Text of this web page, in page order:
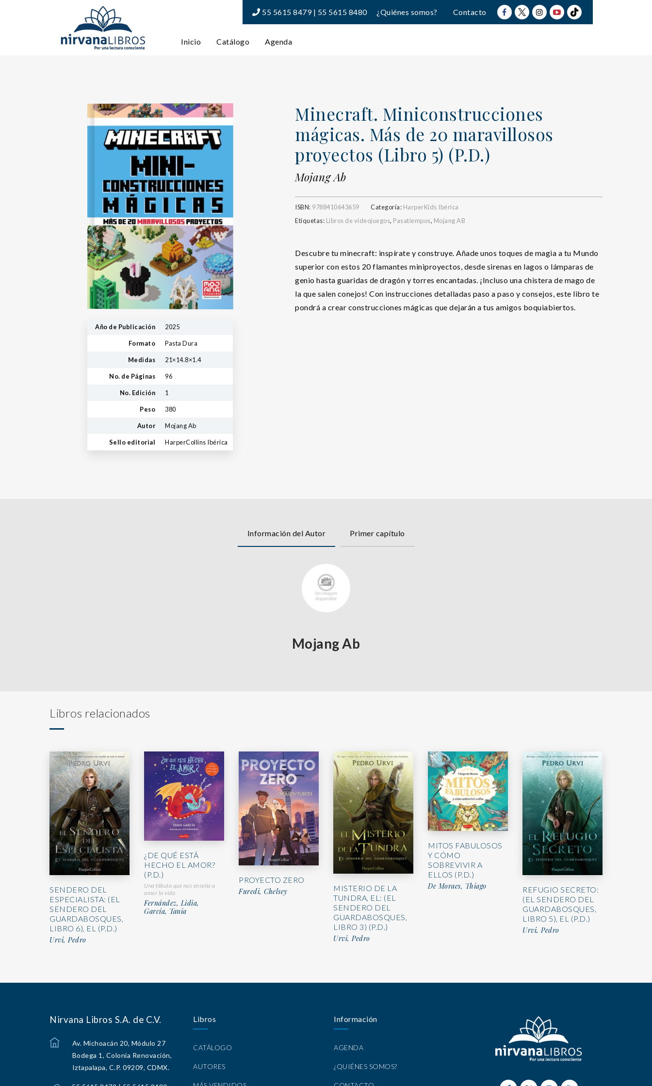
55 5615 8479 | 55 5615 8480 ¿Quiénes somos? Contacto
Inicio Catálogo Agenda
Año de Publicación 2025
Formato Pasta Dura
Medidas 21×14.8×1.4
No. de Páginas 96
No. Edición 1
Peso 380
Autor Mojang Ab
Sello editorial HarperCollins Ibérica
Minecraft. Miniconstrucciones
mágicas. Más de 20 maravillosos
proyectos (Libro 5) (P.D.)
Mojang Ab
ISBN: 9788410643659 Categoría: HarperKids Ibérica
Etiquetas: Libros de videojuegos, Pasatiempos, Mojang AB
Descubre tu minecraft: inspírate y construye. Añade unos toques de magia a tu Mundo
superior con estos 20 flamantes miniproyectos, desde sirenas en lagos o lámparas de
genio hasta guaridas de dragón y torres encantadas. ¡Incluso una chistera de mago de
la que salen conejos! Con instrucciones detalladas paso a paso y consejos, este libro te
pondrá a crear construcciones mágicas que dejarán a tus amigos boquiabiertos.
Información del Autor Primer capítulo
Mojang Ab
Libros relacionados
SENDERO DEL
ESPECIALISTA: (EL
SENDERO DEL
GUARDABOSQUES,
LIBRO 6), EL (P.D.)
Urvi, Pedro
¿DE QUÉ ESTÁ
HECHO EL AMOR?
(P.D.)
Una fábula que nos enseña a
amar la vida
Fernández, Lidia,
García, Tania
PROYECTO ZERO
Furedi, Chelsey
MISTERIO DE LA
TUNDRA, EL: (EL
SENDERO DEL
GUARDABOSQUES,
LIBRO 3) (P.D.)
Urvi, Pedro
MITOS FABULOSOS
Y CÓMO
SOBREVIVIR A
ELLOS (P.D.)
De Moraes, Thiago
REFUGIO SECRETO:
(EL SENDERO DEL
GUARDABOSQUES,
LIBRO 5), EL (P.D.)
Urvi, Pedro
Nirvana Libros S.A. de C.V.
Av. Michoacán 20, Módulo 27
Bodega 1, Colonia Renovación,
Iztapalapa, C.P. 09209, CDMX.
Libros
CATÁLOGO
AUTORES
Información
AGENDA
¿QUIÉNES SOMOS?